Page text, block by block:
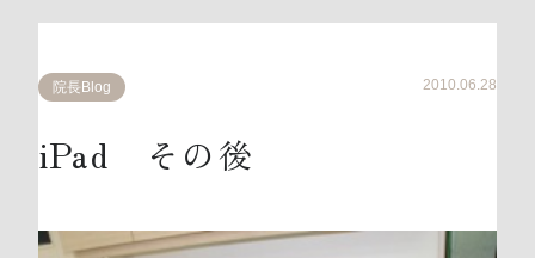
院長Blog 2010.06.28
iPad その後